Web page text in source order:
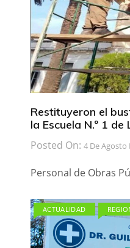
Restituyeron el
la Escuela N.º 1 de
Posted On: 4 De Agosto
Personal de Obras
ACTUALIDAD